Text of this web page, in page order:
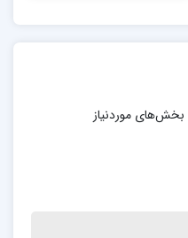
بخش‌های موردنیاز